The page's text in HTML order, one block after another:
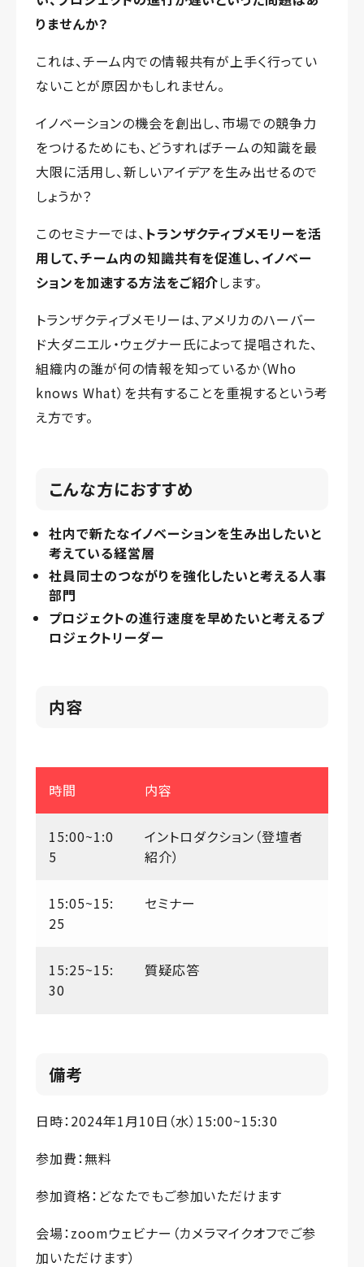
りませんか？
これは、チーム内での情報共有が上手く行ってい
ないことが原因かもしれません。
イノベーションの機会を創出し、市場での競争力
をつけるためにも、どうすればチームの知識を最
大限に活用し、新しいアイデアを生み出せるので
しょうか？
このセミナーでは、 トランザクティブメモリーを活
用して、チーム内の知識共有を促進し、イノベー
ションを加速する方法をご紹介します。
トランザクティブメモリーは、アメリカのハーバー
ド大ダニエル・ウェグナー氏によって提唱された、
組織内の誰が何の情報を知っているか（Who
knows What）を共有することを重視するという考
え方です。
こんな方におすすめ
社内で新たなイノベーションを生み出したいと
考えている経営層
社員同士のつながりを強化したいと考える人事
部門
プロジェクトの進行速度を早めたいと考えるプ
ロジェクトリーダー
内容
時間 内容
15:00~1:0
5
イントロダクション（登壇者
紹介）
15:05~15:
25
セミナー
15:25~15:
30
質疑応答
備考
日時：2024年1月10日（水）15:00~15:30
参加費：無料
参加資格：どなたでもご参加いただけます
会場：zoomウェビナー（カメラマイクオフでご参
加いただけます）